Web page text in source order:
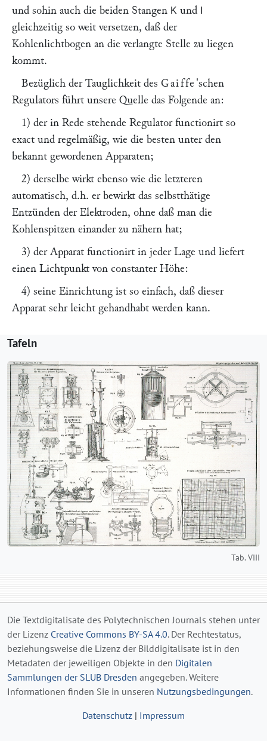
und sohin auch die beiden Stangen K und
gleichzeitig so weit versetzen, daß der
Kohlenlichtbogen an die verlangte Stelle zu liegen
kommt.
Bezüglich der Tauglichkeit des Gaiffe 'schen
Regulators führt unsere Quelle das Folgende an:
1) der in Rede stehende Regulator functionirt so
exact und regelmäßig, wie die besten unter den
bekannt gewordenen Apparaten;
2) derselbe wirkt ebenso wie die letzteren
automatisch, d.h. er bewirkt das selbstthätige
Entzünden der Elektroden, ohne daß man die
Kohlenspitzen einander zu nähern hat;
3) der Apparat functionirt in jeder Lage und liefert
einen Lichtpunkt von constanter Höhe:
4) seine Einrichtung ist so einfach, daß dieser
Apparat sehr leicht gehandhabt werden kann.
Tafeln
Tab. VIII
Die Textdigitalisate des Polytechnischen Journals stehen unter
der Lizenz Creative Commons BY-SA 4.0. Der Rechtestatus,
beziehungsweise die Lizenz der Bilddigitalisate ist in den
Metadaten der jeweiligen Objekte in den Digitalen
Sammlungen der SLUB Dresden angegeben. Weitere
Informationen finden Sie in unseren Nutzungsbedingungen.
Datenschutz | Impressum